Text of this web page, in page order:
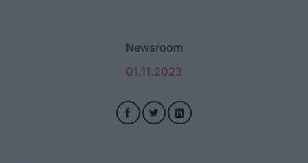
Newsroom
01.11.2023